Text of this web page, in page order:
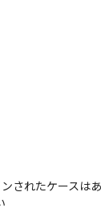
されたケースは